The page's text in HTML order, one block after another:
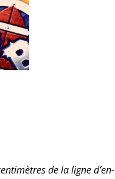
de la ligne d’en-